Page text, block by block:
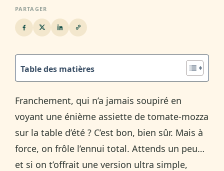
PARTAGER
Table des matières
Franchement, qui n’a jamais soupiré en
voyant une énième assiette de tomate-mozza
sur la table d’été ? C’est bon, bien sûr. Mais à
force, on frôle l’ennui total. Attends un peu…
et si on t’offrait une version ultra simple,